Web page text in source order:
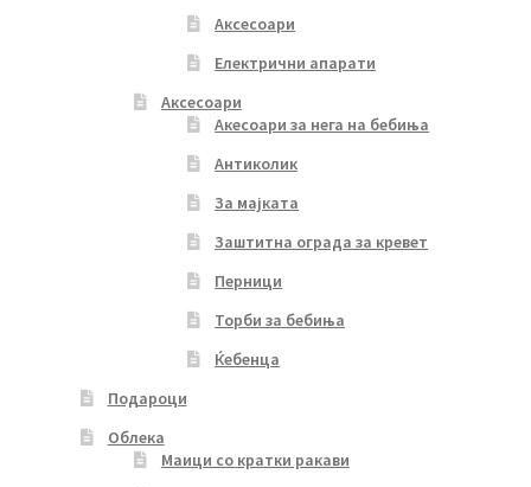
Аксесоари
Електрични апарати
Аксесоари
Акесоари за нега на бебиња
Антиколик
За мајката
Заштитна ограда за кревет
Перници
Торби за бебиња
Ќебенца
Подароци
Облека
Маици со кратки ракави